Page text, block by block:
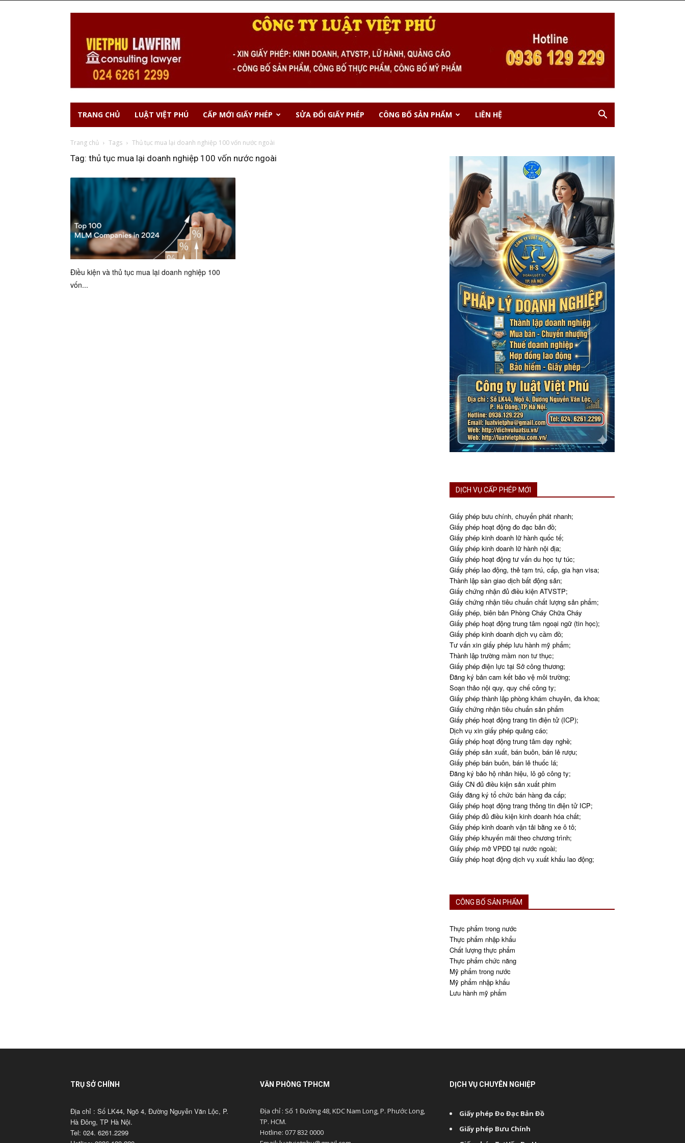
TRANG CHỦ LUẬT VIỆT PHÚ CẤP MỚI GIẤY PHÉP SỬA ĐỔI GIẤY PHÉP CÔNG BỐ SẢN PHẨM LIÊN HỆ
Trang chủ Tags Thủ tục mua lại doanh nghiệp 100 vốn nước ngoài
Tag: thủ tục mua lại doanh nghiệp 100 vốn nước ngoài
Điều kiện và thủ tục mua lại doanh nghiệp 100
vốn...
DỊCH VỤ CẤP PHÉP MỚI
Giấy phép bưu chính, chuyển phát nhanh;
Giấy phép hoạt động đo đạc bản đồ;
Giấy phép kinh doanh lữ hành quốc tế;
Giấy phép kinh doanh lữ hành nội địa;
Giấy phép hoạt động tư vấn du học tự túc;
Giấy phép lao động, thẻ tạm trú, cấp, gia hạn visa;
Thành lập sàn giao dịch bất động sản;
Giấy chứng nhận đủ điều kiện ATVSTP;
Giấy chứng nhận tiêu chuẩn chất lượng sản phẩm;
Giấy phép, biên bản Phòng Cháy Chữa Cháy
Giấy phép hoạt động trung tâm ngoại ngữ (tin học);
Giấy phép kinh doanh dịch vụ cầm đồ;
Tư vấn xin giấy phép lưu hành mỹ phẩm;
Thành lập trường mầm non tư thục;
Giấy phép điện lực tại Sở công thương;
Đăng ký bản cam kết bảo vệ môi trường;
Soạn thảo nội quy, quy chế công ty;
Giấy phép thành lập phòng khám chuyên, đa khoa;
Giấy chứng nhận tiêu chuẩn sản phẩm
Giấy phép hoạt động trang tin điện tử (ICP);
Dịch vụ xin giấy phép quảng cáo;
Giấy phép hoạt động trung tâm dạy nghề;
Giấy phép sản xuất, bán buôn, bán lẻ rượu;
Giấy phép bán buôn, bán lẻ thuốc lá;
Đăng ký bảo hộ nhãn hiệu, lô gô công ty;
Giấy CN đủ điều kiện sản xuất phim
Giấy đăng ký tổ chức bán hàng đa cấp;
Giấy phép hoạt động trang thông tin điện tử ICP;
Giấy phép đủ điều kiện kinh doanh hóa chất;
Giấy phép kinh doanh vận tải bằng xe ô tô;
Giấy phép khuyến mãi theo chương trình;
Giấy phép mở VPĐD tại nước ngoài;
Giấy phép hoạt động dịch vụ xuất khẩu lao động;
CÔNG BỐ SẢN PHẨM
Thực phẩm trong nước
Thực phẩm nhập khẩu
Chất lượng thực phẩm
Thực phẩm chức năng
Mỹ phẩm trong nước
Mỹ phẩm nhập khẩu
Lưu hành mỹ phẩm
TRỤ SỞ CHÍNH
Địa chỉ : Số LK44, Ngõ 4, Đường Nguyễn Văn Lộc, P.
Hà Đông, TP Hà Nội.
Tel: 024. 6261.2299
VĂN PHÒNG TPHCM
Địa chỉ : Số 1 Đường 48, KDC Nam Long, P. Phước Long,
TP. HCM.
Hotline: 077 832 0000
DỊCH VỤ CHUYÊN NGHIỆP
Giấy phép Đo Đạc Bản Đồ
Giấy phép Bưu Chính